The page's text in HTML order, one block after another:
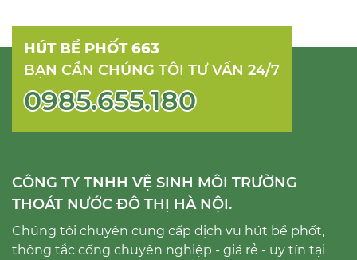
HÚT BỂ PHỐT 663
BẠN CẦN CHÚNG TÔI TƯ VẤN 24/7
0985.655.180
CÔNG TY TNHH VỆ SINH MÔI TRƯỜNG
THOÁT NƯỚC ĐÔ THỊ HÀ NỘI.
Chúng tôi chuyên cung cấp dịch vụ hút bể phốt,
thông tắc cống chuyên nghiệp - giá rẻ - uy tín tại